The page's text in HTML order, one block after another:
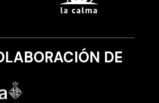
DE